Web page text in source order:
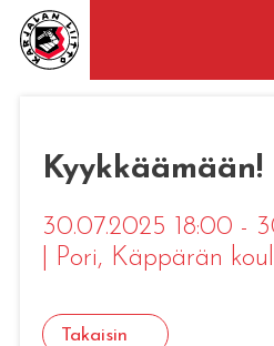
Kyykkäämään!
30.07.2025 18:00 -
Pori, Käppärän
Takaisin